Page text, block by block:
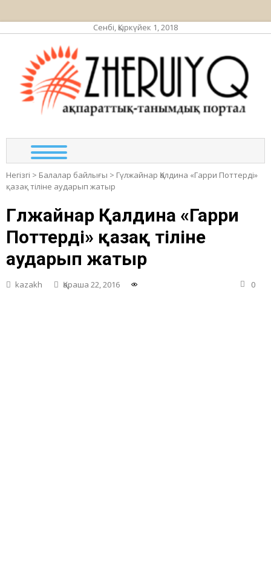
Сенбі, Қыркүйек 1, 2018
Негізгі > Балалар байлығы > Гүлжайнар Қалдина «Гарри Поттерді»
қазақ тіліне аударып жатыр
Гүлжайнар Қалдина «Гарри
Поттерді» қазақ тіліне
аударып жатыр
kazakh Қараша 22, 2016 0